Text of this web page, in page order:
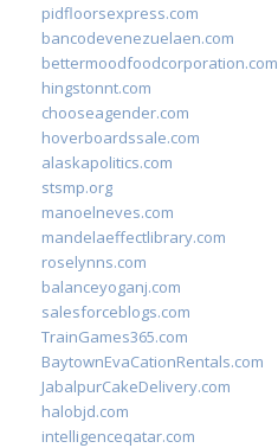
pidfloorsexpress.com
bancodevenezuelaen.com
bettermoodfoodcorporation.com
hingstonnt.com
chooseagender.com
hoverboardssale.com
alaskapolitics.com
stsmp.org
manoelneves.com
mandelaeffectlibrary.com
roselynns.com
balanceyoganj.com
salesforceblogs.com
TrainGames365.com
BaytownEvaCationRentals.com
JabalpurCakeDelivery.com
halobjd.com
intelligenceqatar.com